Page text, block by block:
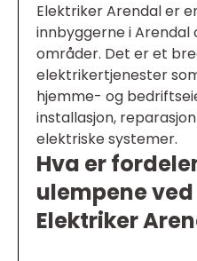
Elektriker Arendal er
innbyggerne i Arendal
områder. Det er et
elektrikertjenester
hjemme- og
installasjon,
elektriske systemer.
Hva er
ulempene
Elektriker